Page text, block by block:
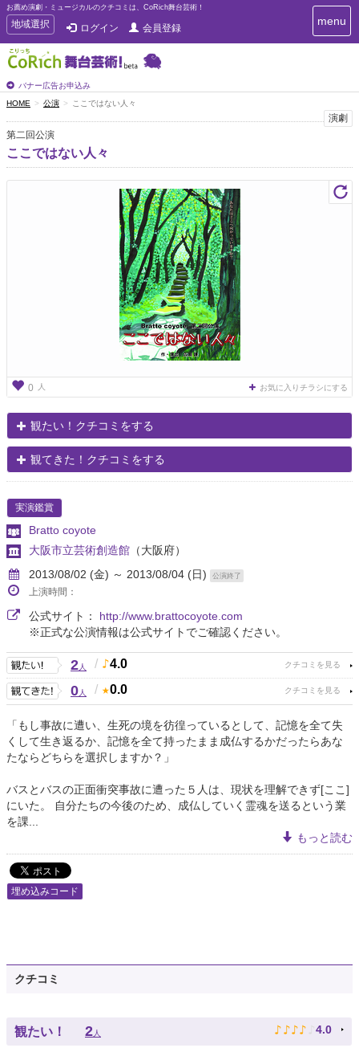
お薦め演劇・ミュージカルのクチコミは、CoRich舞台芸術！
T
o
g
g
e
n
a
v
i
g
地域選択 ログイン 会員登録
バナー広告お申込み
T
o
i
g
menu
HOME 公演 ここではない人々
演劇
第二回公演
ここではない人々
0 人 お気に入りチラシにする
観たい！クチコミをする
観てきた！クチコミをする
実演鑑賞
Bratto coyote
大阪市立芸術創造館 （大阪府）
2013/08/02 (金) ～ 2013/08/04 (日)
公演終了
上演時間：
公式サイト： http://www.brattocoyote.com
※正式な公演情報は公式サイトでご確認ください。
2人 / 4.0
0人 / 0.0
「もし事故に遭い、生死の境を彷徨っているとして、記憶を全て失
くして生き返るか、記憶を全て持ったまま成仏するかだったらあな
たならどちらを選択しますか？」
バスとバスの正面衝突事故に遭った５人は、現状を理解できず[ここ]
にいた。 自分たちの今後のため、成仏していく霊魂を送るという業
を課...
もっと読む
埋め込みコード
クチコミ
観たい！ 2人 ♪ ♪ ♪ ♪ ♪ 4.0